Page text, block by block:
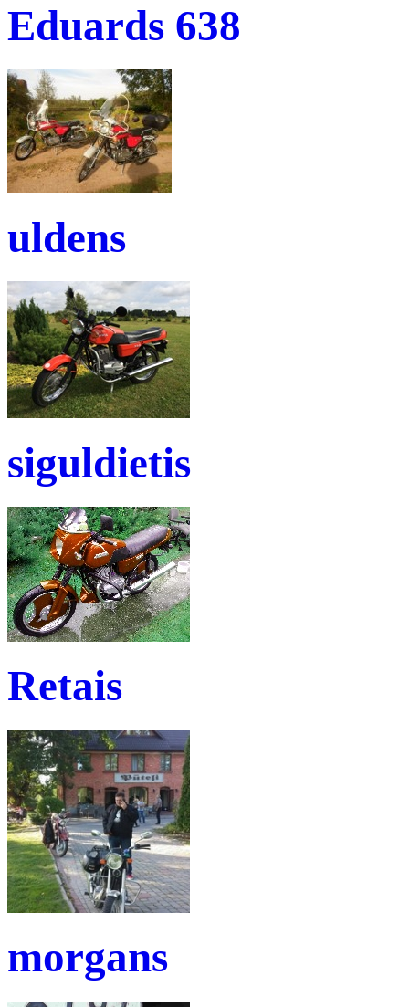
Eduards 638
uldens
siguldietis
Retais
morgans